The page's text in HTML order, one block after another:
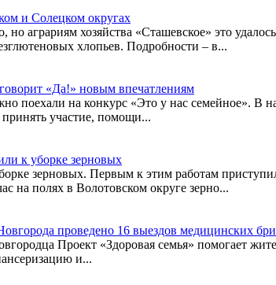
и Солецком округах
но аграриям хозяйства «Сташевское» это
хлопьев. Подробности – в...
«Да!» новым впечатлениям
поехали на конкурс «Это у нас семейное».
участие, помощи...
к уборке зерновых
зерновых. Первым к этим работам
на полях в Волотовском округе зерно...
проведено 16 выездов медицинских
Проект «Здоровая семья» помогает
и...